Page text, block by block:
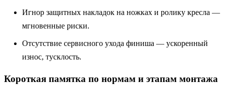
Игнор защитных накладок на ножках и ролику кресла —
мгновенные риски.
Отсутствие сервисного ухода финиша — ускоренный
износ, тусклость.
Короткая памятка по нормам и этапам монтажа